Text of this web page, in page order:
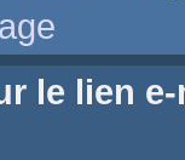
le lien